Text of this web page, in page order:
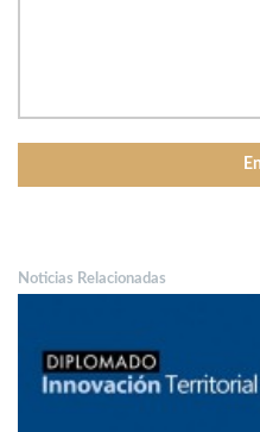
Noticias Relacionadas